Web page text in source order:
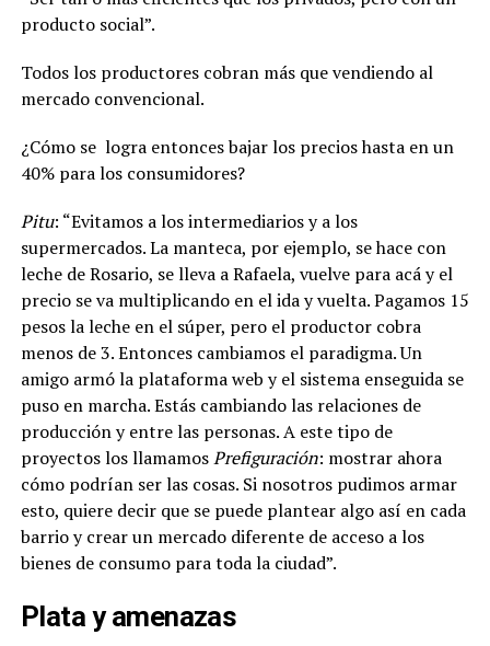
producto social”.
Todos los productores cobran más que vendiendo al
mercado convencional.
¿Cómo se logra entonces bajar los precios hasta en un
40% para los consumidores?
Pitu: “Evitamos a los intermediarios y a los
supermercados. La manteca, por ejemplo, se hace con
leche de Rosario, se lleva a Rafaela, vuelve para acá y el
precio se va multiplicando en el ida y vuelta. Pagamos 15
pesos la leche en el súper, pero el productor cobra
menos de 3. Entonces cambiamos el paradigma. Un
amigo armó la plataforma web y el sistema enseguida se
puso en marcha. Estás cambiando las relaciones de
producción y entre las personas.A este tipo de
proyectos los llamamosPrefiguración: mostrar ahora
cómo podrían ser las cosas. Si nosotros pudimos armar
esto, quiere decir que se puede plantear algo así en cada
barrio y crear un mercado diferente de acceso a los
bienes de consumo para toda la ciudad”.
Plata y amenazas